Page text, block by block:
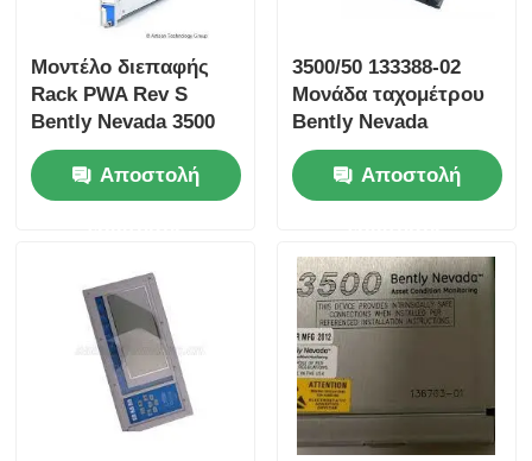
Μονάδα επικοινωνίας Prosoft
Ελεγκτής DCS ABB
Ελεγκτής DCS Emerson
Μοντέλο διεπαφής
Rack PWA Rev S
Bently Nevada 3500
σειράς 125744-02
Αποστολή
3500/50 133388-02
Μονάδα ταχομέτρου
Bently Nevada
Μονάδα ταχομέτρου
PWA 3500/50 133388-
02
Αποστολή